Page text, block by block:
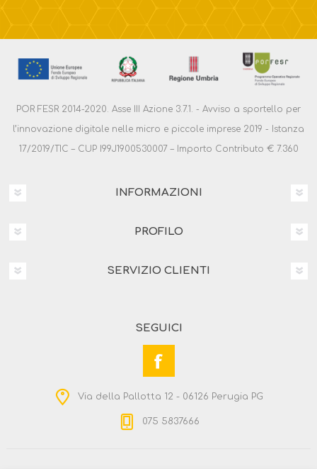
POR FESR 2014-2020. Asse III Azione 3.7.1. - Avviso a sportello per
l’innovazione digitale nelle micro e piccole imprese 2019 - Istanza
17/2019/TIC – CUP I99J1900530007 – Importo Contributo € 7.360
INFORMAZIONI
PROFILO
SERVIZIO CLIENTI
SEGUICI
Via della Pallotta 12 - 06126 Perugia PG
075 5837666